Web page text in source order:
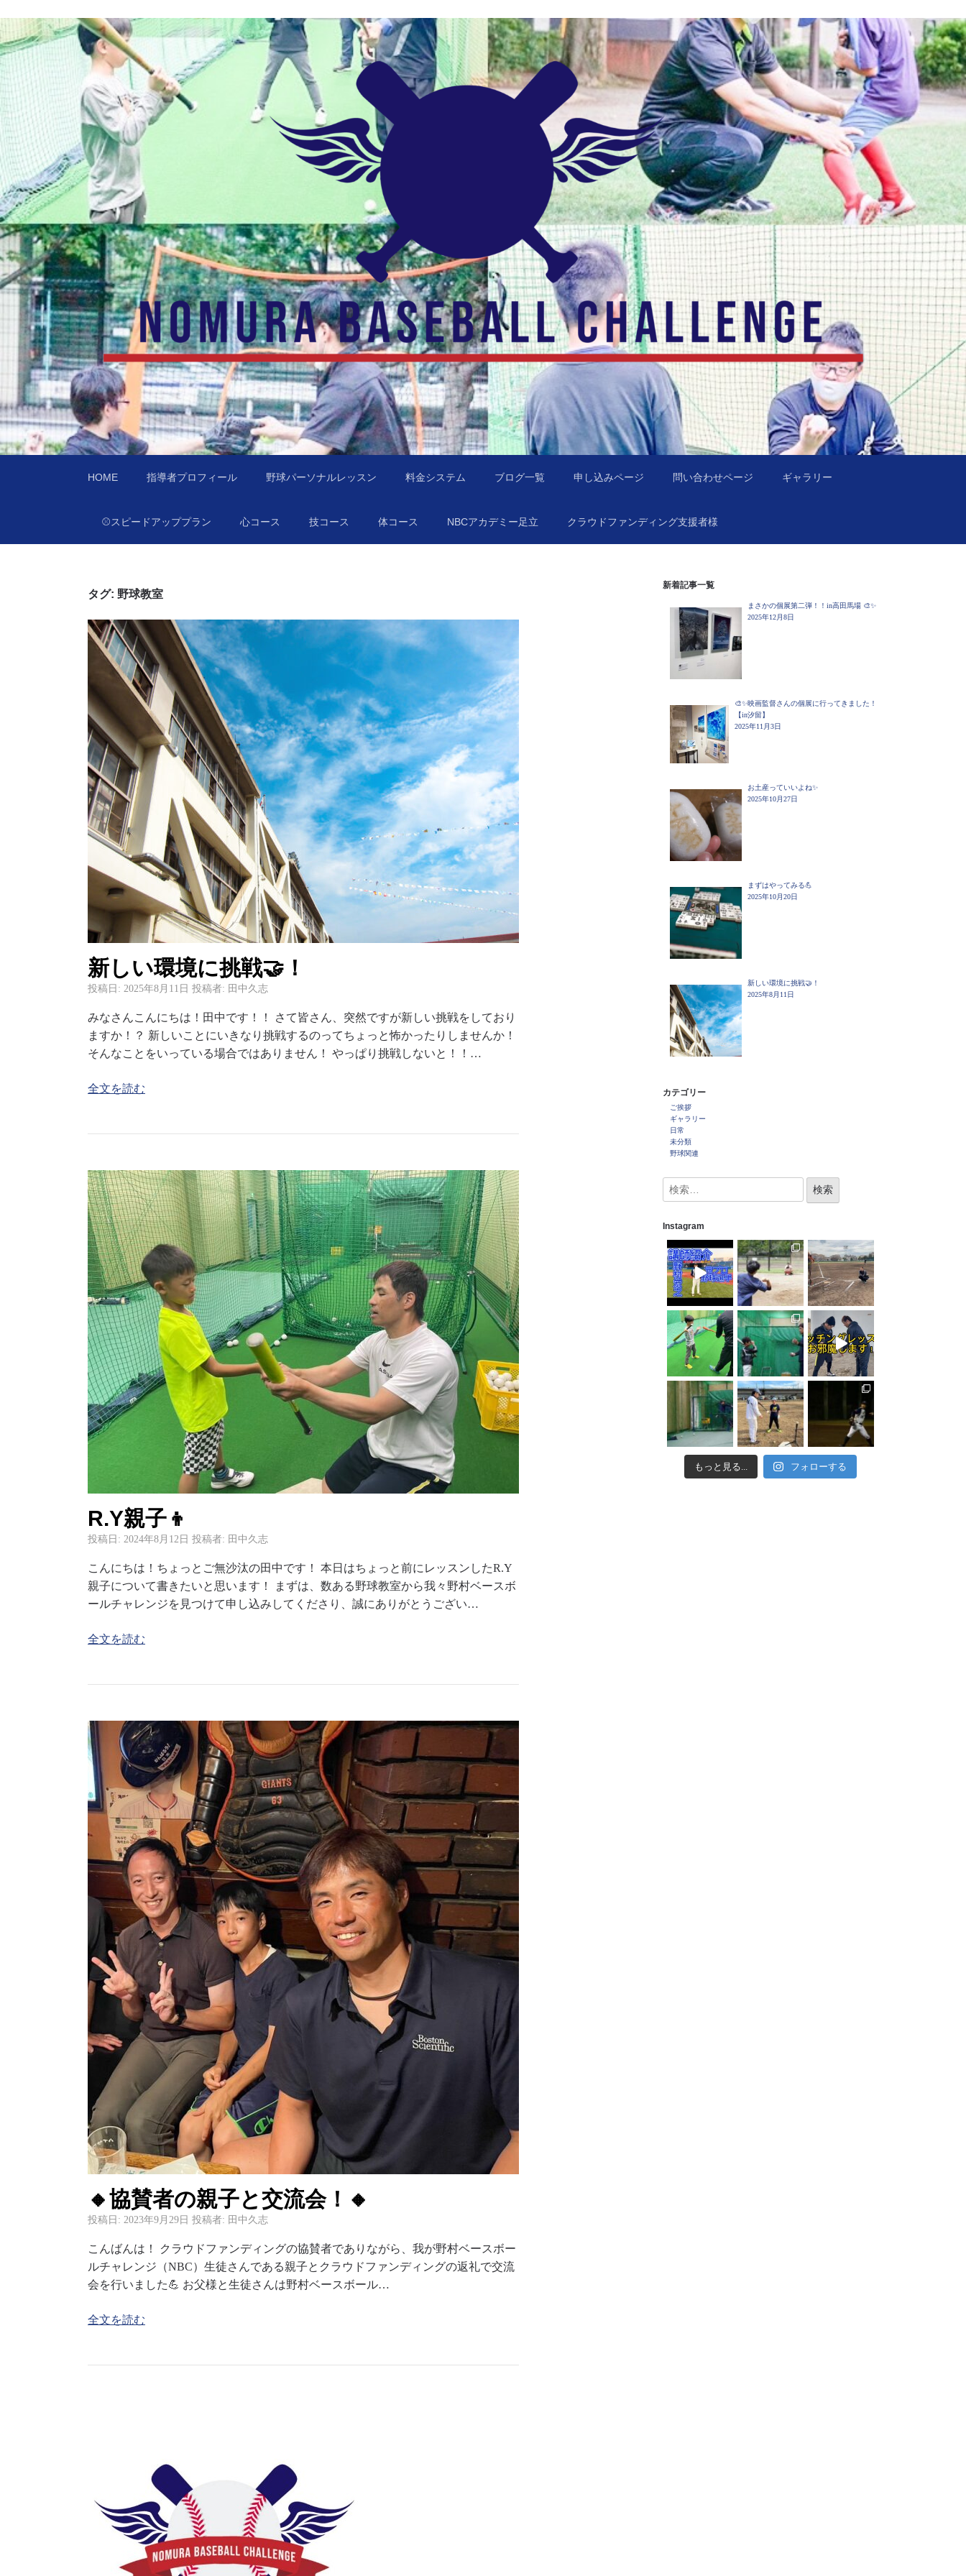
あなたの住んでる地域に行きます！
訪問型野球教室野村ベースボールチャレンジ（NBC）
HOME 指導者プロフィール 野球パーソナルレッスン 料金システム ブログ一覧 申し込みページ 問い合わせページ ギャラリー
⚾️スピードアッププラン 心コース 技コース 体コース NBCアカデミー足立 クラウドファンディング支援者様
タグ: 野球教室
新しい環境に挑戦🤝！
投稿日: 2025年8月11日 投稿者: 田中久志
みなさんこんにちは！田中です！！ さて皆さん、突然ですが新しい挑戦をしており
ますか！？ 新しいことにいきなり挑戦するのってちょっと怖かったりしませんか！
そんなことをいっている場合ではありません！ やっぱり挑戦しないと！！…
全文を読む
R.Y親子👦
投稿日: 2024年8月12日 投稿者: 田中久志
こんにちは！ちょっとご無沙汰の田中です！ 本日はちょっと前にレッスンしたR.Y
親子について書きたいと思います！ まずは、数ある野球教室から我々野村ベースボ
ールチャレンジを見つけて申し込みしてくださり、誠にありがとうござい…
全文を読む
🔸協賛者の親子と交流会！🔸
投稿日: 2023年9月29日 投稿者: 田中久志
こんばんは！ クラウドファンディングの協賛者でありながら、我が野村ベースボー
ルチャレンジ（NBC）生徒さんである親子とクラウドファンディングの返礼で交流
会を行いました💪 お父様と生徒さんは野村ベースボール…
全文を読む
新着記事一覧
まさかの個展第二弾！！in高田馬場 🎨✨
2025年12月8日
🎨✨映画監督さんの個展に行ってきました！
【in汐留】
2025年11月3日
お土産っていいよね✨
2025年10月27日
まずはやってみる💪
2025年10月20日
新しい環境に挑戦🤝！
2025年8月11日
カテゴリー
ご挨拶
ギャラリー
日常
未分類
野球関連
Instagram
もっと見る... フォローする